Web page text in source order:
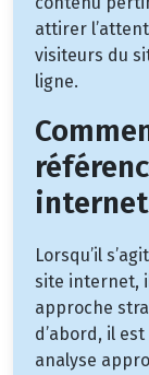
attirer
visiteurs du
ligne.
Lorsqu’il
site internet,
approche
d’abord, il
analyse